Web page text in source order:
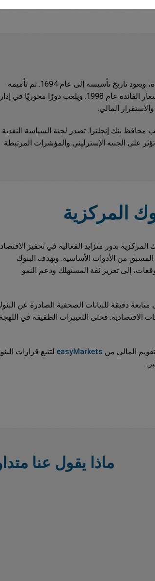
بنك إنجلترا هو البنك المركزي للمملكة المتحدة، ويعود تاريخ تأسيسه إلى عام 1694. تم تأميمه
بالكامل عام 1946، وحصل على حق تحديد أسعار الفائدة عام 1998. ويلعب دورًا محوريًا في
المالي.
بيلي منصب محافظ بنك إنجلترا. تصدر لجنة السياسة النقدية
تؤثر على الجنيه الإسترليني والمؤشرات المرتبطة
المركزية
اضطلعت البنوك المركزية بدور متزايد الفعالية في تحفيز
من الأدوات الأساسية. وتهدف البنوك
إلى تعزيز ثقة المستهلك ودعم النمو
دقيقة للبيانات الصحفية الصادرة عن
الاقتصادية. فحتى التغييرات الطفيفة في اللهجة
المالي من easyMarkets لتتبع قرارات
ماذا يقول عنا